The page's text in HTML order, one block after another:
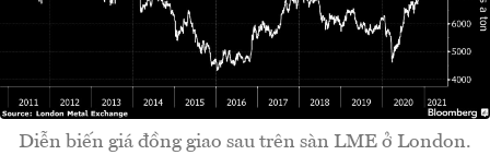
Diễn biến giá đồng giao sau trên sàn LME ở London.